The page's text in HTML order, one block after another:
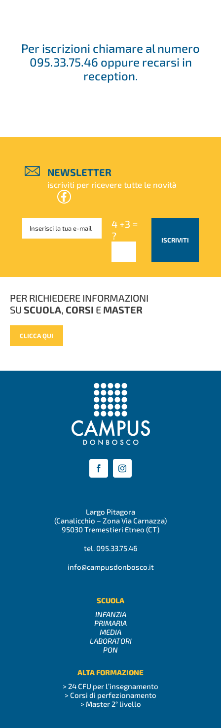
Per iscrizioni chiamare al numero
095.33.75.46 oppure recarsi in
reception.
NEWSLETTER
iscriviti per ricevere tutte le novità
4 +3 =
?
ISCRIVITI
PER RICHIEDERE INFORMAZIONI
SU SCUOLA, CORSI E MASTER
CLICCA QUI
Largo Pitagora
(Canalicchio – Zona Via Carnazza)
95030 Tremestieri Etneo (CT)
tel. 095.33.75.46
info@campusdonbosco.it
SCUOLA
INFANZIA
PRIMARIA
MEDIA
LABORATORI
PON
ALTA FORMAZIONE
> 24 CFU per l’insegnamento
> Corsi di perfezionamento
> Master 2° livello